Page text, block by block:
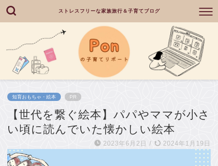
ストレスフリーな家族旅行＆子育てブログ
知育おもちゃ・絵本 PR
【世代を繋ぐ絵本】パパやママが小さ
い頃に読んでいた懐かしい絵本
2023年6月2日 / 2024年1月19日